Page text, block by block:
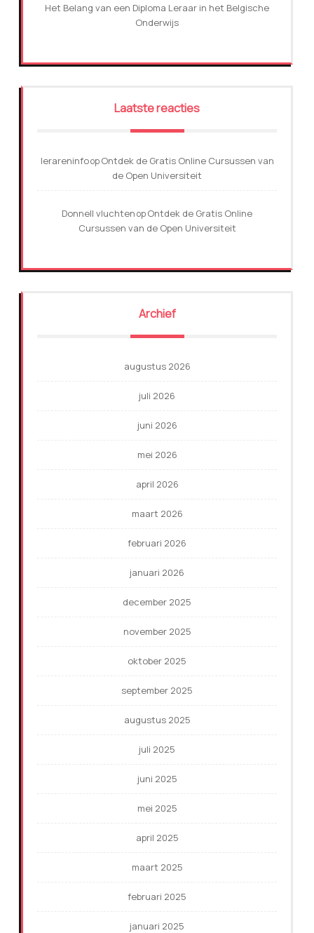
Het Belang van een Diploma Leraar in het Belgische
Onderwijs
Laatste reacties
lerareninfoopOntdek de Gratis Online Cursussen van
de Open Universiteit
Donnell vluchtenopOntdek de Gratis Online
Cursussen van de Open Universiteit
Archief
augustus 2026
juli 2026
juni 2026
mei 2026
april 2026
maart 2026
februari 2026
januari 2026
december 2025
november 2025
oktober 2025
september 2025
augustus 2025
juli 2025
juni 2025
mei 2025
april 2025
maart 2025
februari 2025
januari 2025